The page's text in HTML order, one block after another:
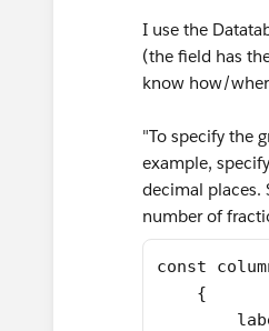
I use the
(the field has
know how/
"To specify the
example,
decimal places.
number of
const
    {